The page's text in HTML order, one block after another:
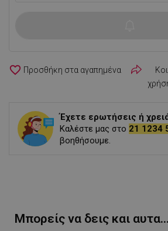
favorite_border
Έχετε ερωτήσεις ή
Καλέστε μας στο 21 1234
βοηθήσουμε.
Μπορείς να δεις και αυτα...